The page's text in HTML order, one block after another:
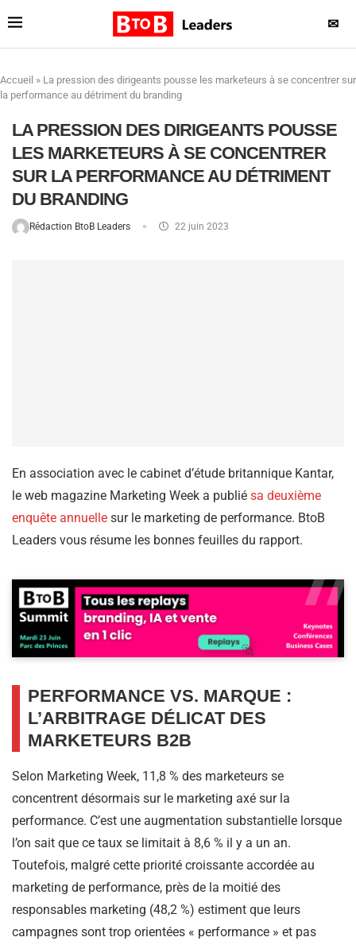
✉
Accueil » La pression des dirigeants pousse les marketeurs à se concentrer sur
la performance au détriment du branding
LA PRESSION DES DIRIGEANTS POUSSE
LES MARKETEURS À SE CONCENTRER
SUR LA PERFORMANCE AU DÉTRIMENT
DU BRANDING
Rédaction BtoB Leaders 22 juin 2023
En association avec le cabinet d’étude britannique Kantar,
le web magazine Marketing Week a publié sa deuxième
enquête annuelle sur le marketing de performance. BtoB
Leaders vous résume les bonnes feuilles du rapport.
PERFORMANCE VS. MARQUE :
L’ARBITRAGE DÉLICAT DES
MARKETEURS B2B
Selon Marketing Week, 11,8 % des marketeurs se
concentrent désormais sur le marketing axé sur la
performance. C’est une augmentation substantielle lorsque
l’on sait que ce taux se limitait à 8,6 % il y a un an.
Toutefois, malgré cette priorité croissante accordée au
marketing de performance, près de la moitié des
responsables marketing (48,2 %) estiment que leurs
campagnes sont trop orientées « performance » et pas